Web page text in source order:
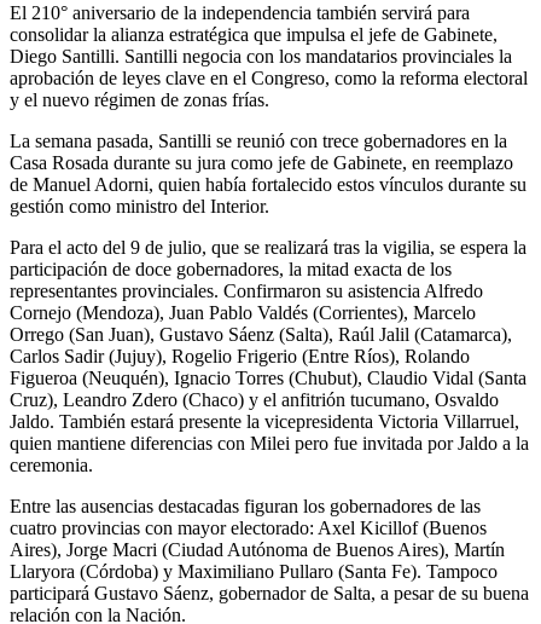
El 210° aniversario de la independencia también servirá para
consolidar la alianza estratégica que impulsa el jefe de Gabinete,
Diego Santilli. Santilli negocia con los mandatarios provinciales la
aprobación de leyes clave en el Congreso, como la reforma electoral
y el nuevo régimen de zonas frías.
La semana pasada, Santilli se reunió con trece gobernadores en la
Casa Rosada durante su jura como jefe de Gabinete, en reemplazo
de Manuel Adorni, quien había fortalecido estos vínculos durante su
gestión como ministro del Interior.
Para el acto del 9 de julio, que se realizará tras la vigilia, se espera la
participación de doce gobernadores, la mitad exacta de los
representantes provinciales. Confirmaron su asistencia Alfredo
Cornejo (Mendoza), Juan Pablo Valdés (Corrientes), Marcelo
Orrego (San Juan), Gustavo Sáenz (Salta), Raúl Jalil (Catamarca),
Carlos Sadir (Jujuy), Rogelio Frigerio (Entre Ríos), Rolando
Figueroa (Neuquén), Ignacio Torres (Chubut), Claudio Vidal (Santa
Cruz), Leandro Zdero (Chaco) y el anfitrión tucumano, Osvaldo
Jaldo. También estará presente la vicepresidenta Victoria Villarruel,
quien mantiene diferencias con Milei pero fue invitada por Jaldo a la
ceremonia.
Entre las ausencias destacadas figuran los gobernadores de las
cuatro provincias con mayor electorado: Axel Kicillof (Buenos
Aires), Jorge Macri (Ciudad Autónoma de Buenos Aires), Martín
Llaryora (Córdoba) y Maximiliano Pullaro (Santa Fe). Tampoco
participará Gustavo Sáenz, gobernador de Salta, a pesar de su buena
relación con la Nación.